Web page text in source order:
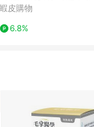
防撒食罩 通用大中小號
蝦皮購物
6.8%